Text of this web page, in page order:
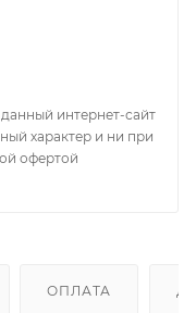
интернет-сайт
характер и ни при
офертой
ОПЛАТА